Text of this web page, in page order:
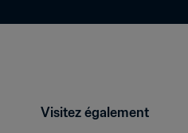
Visitez également